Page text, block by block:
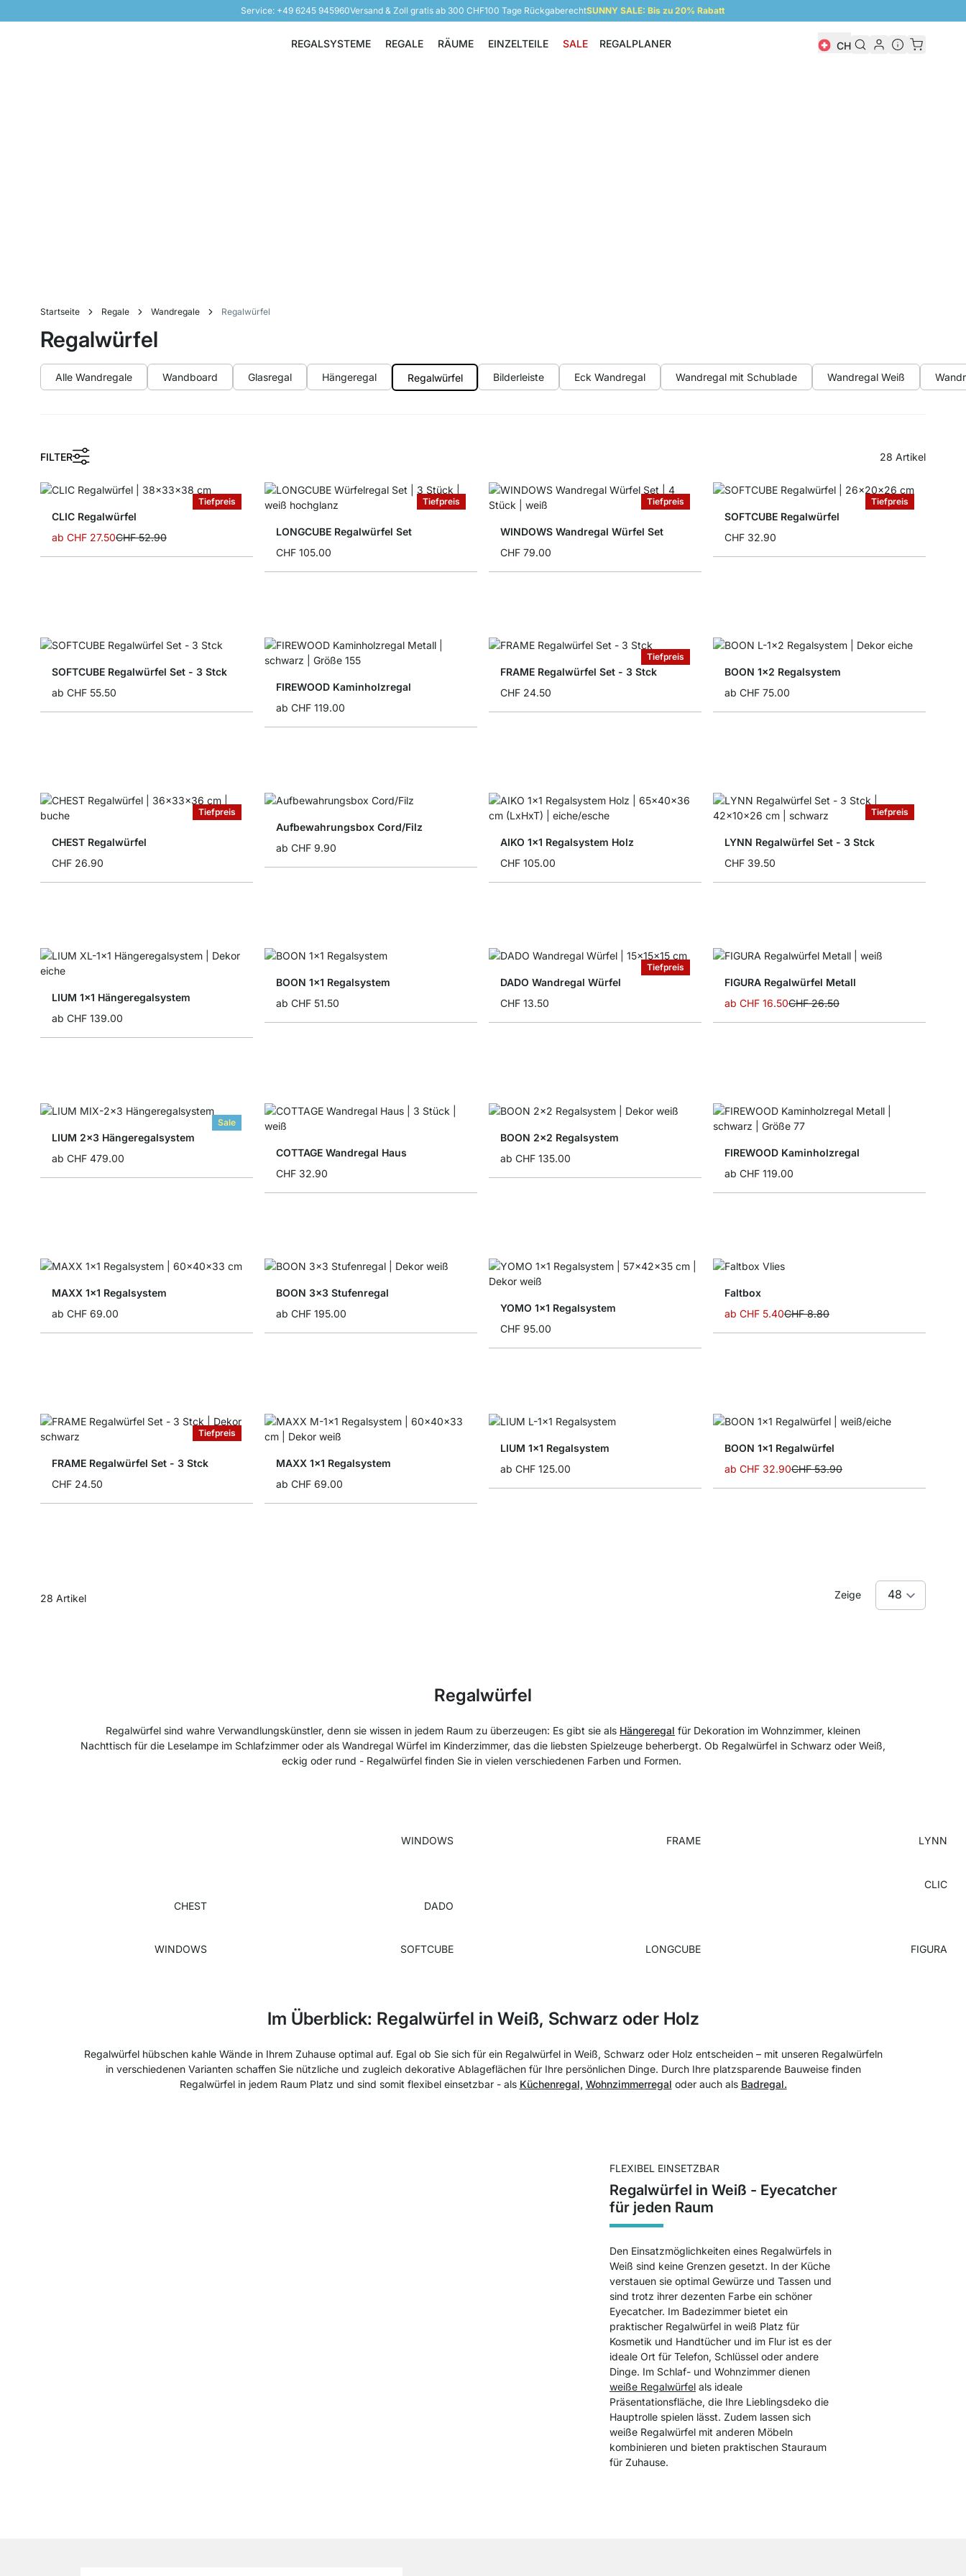
Service: +49 6245 945960Versand & Zoll gratis ab 300 CHF100 Tage RückgaberechtSUNNY SALE: Bis zu 20% Rabatt
REGALSYSTEME
Regalsysteme
REGALE
Regale
RÄUME
Räume
EINZELTEILE
Einzelteile
SALE REGALPLANER CH
Startseite Regale Wandregale Regalwürfel
Regalwürfel
Alle Wandregale Wandboard Glasregal Hängeregal Regalwürfel Bilderleiste Eck Wandregal Wandregal mit Schublade Wandregal Weiß
FILTER 28 Artikel
Tiefpreis
CLIC Regalwürfel
ab CHF 27.50CHF 52.90
Tiefpreis
LONGCUBE Regalwürfel Set
CHF 105.00
Tiefpreis
WINDOWS Wandregal Würfel Set
CHF 79.00
Tiefpreis
SOFTCUBE Regalwürfel
CHF 32.90
SOFTCUBE Regalwürfel Set - 3 Stck
ab CHF 55.50
FIREWOOD Kaminholzregal
ab CHF 119.00
Tiefpreis
FRAME Regalwürfel Set - 3 Stck
CHF 24.50
BOON 1x2 Regalsystem
ab CHF 75.00
Tiefpreis
CHEST Regalwürfel
CHF 26.90
Aufbewahrungsbox Cord/Filz
ab CHF 9.90
AIKO 1x1 Regalsystem Holz
CHF 105.00
Tiefpreis
LYNN Regalwürfel Set - 3 Stck
CHF 39.50
LIUM 1x1 Hängeregalsystem
ab CHF 139.00
BOON 1x1 Regalsystem
ab CHF 51.50
Tiefpreis
DADO Wandregal Würfel
CHF 13.50
FIGURA Regalwürfel Metall
ab CHF 16.50CHF 26.50
Sale
LIUM 2x3 Hängeregalsystem
ab CHF 479.00
COTTAGE Wandregal Haus
CHF 32.90
BOON 2x2 Regalsystem
ab CHF 135.00
FIREWOOD Kaminholzregal
ab CHF 119.00
MAXX 1x1 Regalsystem
ab CHF 69.00
BOON 3x3 Stufenregal
ab CHF 195.00
YOMO 1x1 Regalsystem
CHF 95.00
Faltbox
ab CHF 5.40CHF 8.80
Tiefpreis
FRAME Regalwürfel Set - 3 Stck
CHF 24.50
MAXX 1x1 Regalsystem
ab CHF 69.00
LIUM 1x1 Regalsystem
ab CHF 125.00
BOON 1x1 Regalwürfel
ab CHF 32.90CHF 53.90
28 Artikel Zeige
Regalwürfel
Regalwürfel sind wahre Verwandlungskünstler, denn sie wissen in jedem Raum zu überzeugen: Es gibt sie als Hängeregal für Dekoration im Wohnzimmer, kleinen
Nachttisch für die Leselampe im Schlafzimmer oder als Wandregal Würfel im Kinderzimmer, das die liebsten Spielzeuge beherbergt. Ob Regalwürfel in Schwarz oder Weiß,
eckig oder rund - Regalwürfel finden Sie in vielen verschiedenen Farben und Formen.
WINDOWS FRAME LYNN
CLIC
CHEST
DADO
WINDOWS SOFTCUBE LONGCUBE FIGURA
Im Überblick: Regalwürfel in Weiß, Schwarz oder Holz
Regalwürfel hübschen kahle Wände in Ihrem Zuhause optimal auf. Egal ob Sie sich für ein Regalwürfel in Weiß, Schwarz oder Holz entscheiden – mit unseren Regalwürfeln
in verschiedenen Varianten schaffen Sie nützliche und zugleich dekorative Ablageflächen für Ihre persönlichen Dinge. Durch Ihre platzsparende Bauweise finden
Regalwürfel in jedem Raum Platz und sind somit flexibel einsetzbar - als Küchenregal, Wohnzimmerregal oder auch als Badregal.
FLEXIBEL EINSETZBAR
Regalwürfel in Weiß - Eyecatcher
für jeden Raum
Den Einsatzmöglichkeiten eines Regalwürfels in
Weiß sind keine Grenzen gesetzt. In der Küche
verstauen sie optimal Gewürze und Tassen und
sind trotz ihrer dezenten Farbe ein schöner
Eyecatcher. Im Badezimmer bietet ein
praktischer Regalwürfel in weiß Platz für
Kosmetik und Handtücher und im Flur ist es der
ideale Ort für Telefon, Schlüssel oder andere
Dinge. Im Schlaf- und Wohnzimmer dienen
weiße Regalwürfelals ideale
Präsentationsfläche, die Ihre Lieblingsdeko die
Hauptrolle spielen lässt. Zudem lassen sich
weiße Regalwürfel mit anderen Möbeln
kombinieren und bieten praktischen Stauraum
für Zuhause.